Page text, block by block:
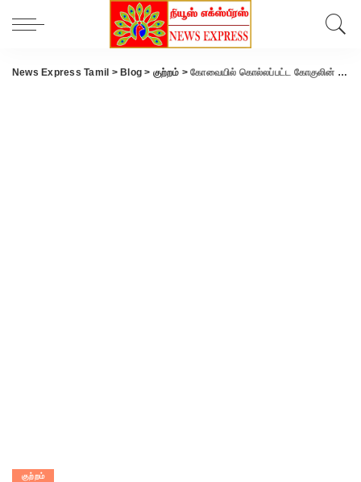
News Express Tamil > Blog > குற்றம் >கோவையில் கொல்லப்பட்ட கோகுலின் தம்பி மீது தாக்குதல்- போலீஸ் விசாரணை..!
குற்றம்